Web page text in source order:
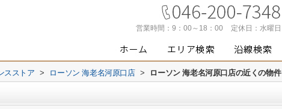
営業時間： 9：00～18：00 定休日： 水曜日
スストア > ローソン 海老名河原口店 > ローソン 海老名河原口店の近くの物件